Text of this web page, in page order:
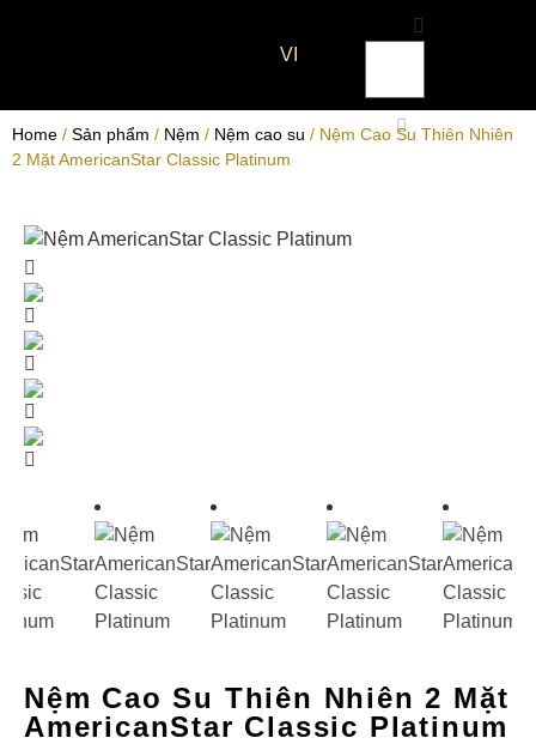
VI
Home / Sản phẩm / Nệm / Nệm cao su / Nệm Cao Su Thiên Nhiên
2 Mặt AmericanStar Classic Platinum
Nệm Cao Su Thiên Nhiên 2 Mặt
AmericanStar Classic Platinum